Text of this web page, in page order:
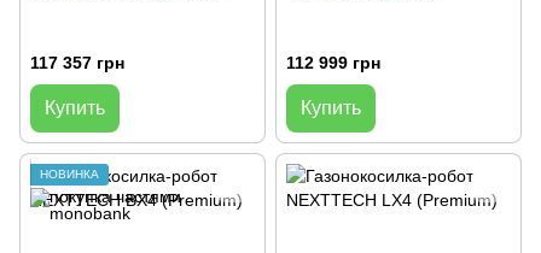
117 357 грн
Купить
112 999 грн
Купить
НОВИНКА